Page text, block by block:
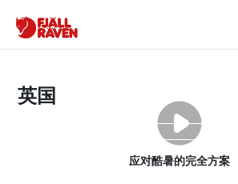
英国
应对酷暑的完全方案